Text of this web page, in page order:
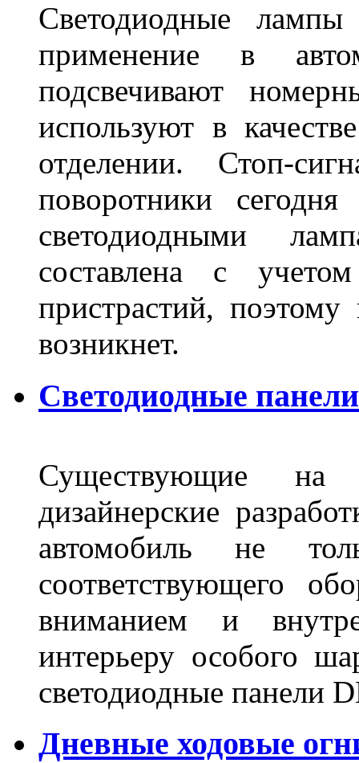
Светодиодные
применение в
подсвечивают
используют в
отделении. Стоп-
поворотники
светодиодными
составлена с
пристрастий,
возникнет.
Светодиодные
Существующие
дизайнерские
автомобиль не
соответствующего
вниманием и
интерьеру особого
светодиодные панели
Дневные ходовые